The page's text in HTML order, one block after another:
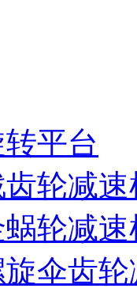
平台
轮减
轮减速
伞齿